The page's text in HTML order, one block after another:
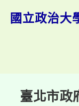
國立政治大
臺北市政